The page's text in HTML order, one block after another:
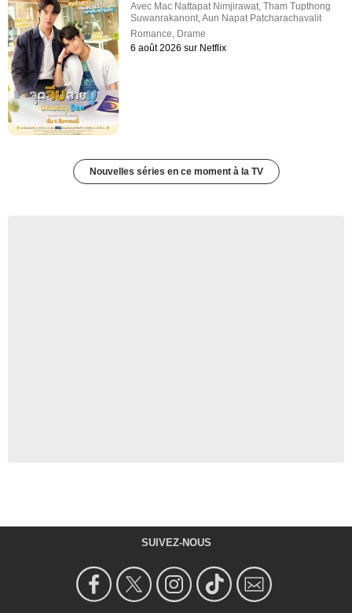
Avec Mac Nattapat Nimjirawat,Tham Tupthong
Suwanrakanont,Aun Napat Patcharachavalit
Romance, Drame
6 août 2026 sur Netflix
Nouvelles séries en ce moment à la TV
SUIVEZ-NOUS